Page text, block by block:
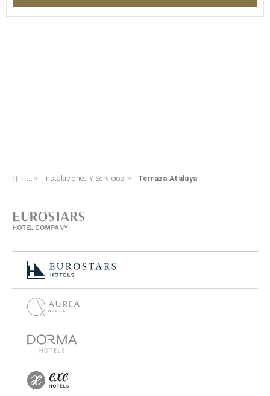
Instalaciones Y Servicios Terraza Atalaya